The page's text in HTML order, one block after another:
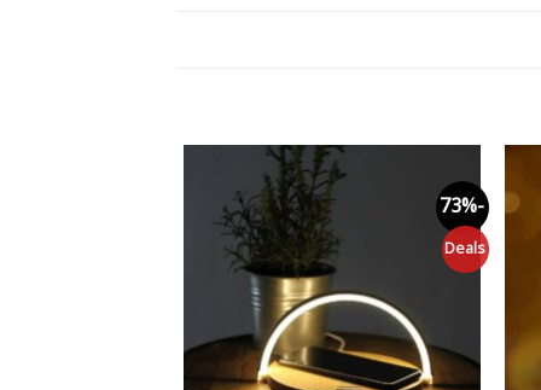
Add to
-73%
Deals
Add to
wishlist